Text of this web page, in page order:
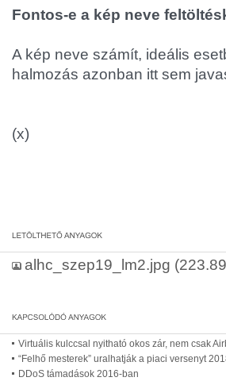
Fontos-e a kép neve
A kép neve számít, ideális
halmozás azonban itt sem
(x)
alhc_szep19_lm2.jpg
Virtuális kulccsal nyitható okos zár, nem csak
“Felhő mesterek” uralhatják a piaci versenyt
DDoS támadások 2016-ban